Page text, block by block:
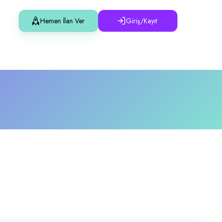
Hemen İlan Ver Giriş/Kayıt